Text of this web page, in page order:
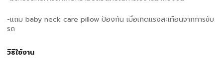
-เเถม baby neck care pillow ป้องกัน เมื่อเกิดเเรงสะเทือนจากการขับ
รถ
วิธีใช้งาน